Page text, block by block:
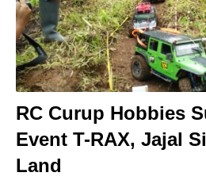
RC Curup Hobbies
Event T-RAX, Jajal
Land